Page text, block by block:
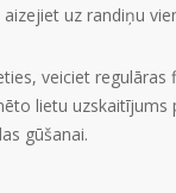
uz randiņu
veiciet regulāras
lietu uzskaitījums
gūšanai.